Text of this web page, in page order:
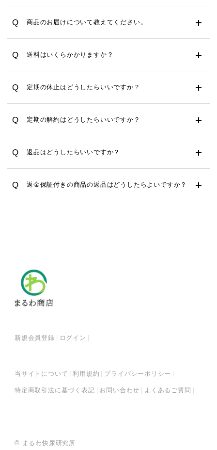
Q 商品のお届けについて教えてください。
Q 送料はいくらかかりますか？
Q 定期の休止はどうしたらいいですか？
Q 定期の解約はどうしたらいいですか？
Q 返品はどうしたらいいですか？
Q 返金保証付きの商品の返品はどうしたらよいですか？
新規会員登録 ログイン
当サイトについて 利用規約 プライバシーポリシー
特定商取引法に基づく表記 お問い合わせ よくあるご質問
© まるわ快尿研究所